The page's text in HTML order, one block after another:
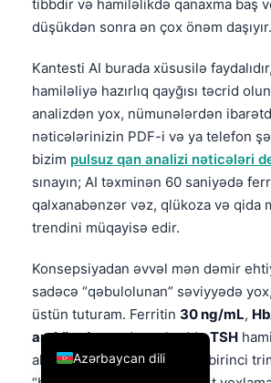
tibbdir və hamiləlikdə qanaxma baş
düşükdən sonra ən çox önəm daşıyır.
Kantesti AI burada xüsusilə
hamiləliyə hazırlıq qayğısı təcrid
analizdən yox, nümunələrdən
nəticələrinizin PDF-i və ya telefon
bizim pulsuz qan analizi nəticələri
sınayın; AI təxminən 60 saniyədə
qalxanabənzər vəz, qlükoza və qida
trendini müqayisə edir.
Konsepsiyadan əvvəl mən dəmir
sadəcə “qəbulolunan” səviyyədə
üstün tuturam. Ferritin 30 ng/mL,
aralığında, ya da sərhəddəTSH
almaya bilər, amma hər biri birinci
Azərbaycan dili
Deutsch
العربية
Français
עִבְרִית
Italiano
Português
Ελληνικά
Română